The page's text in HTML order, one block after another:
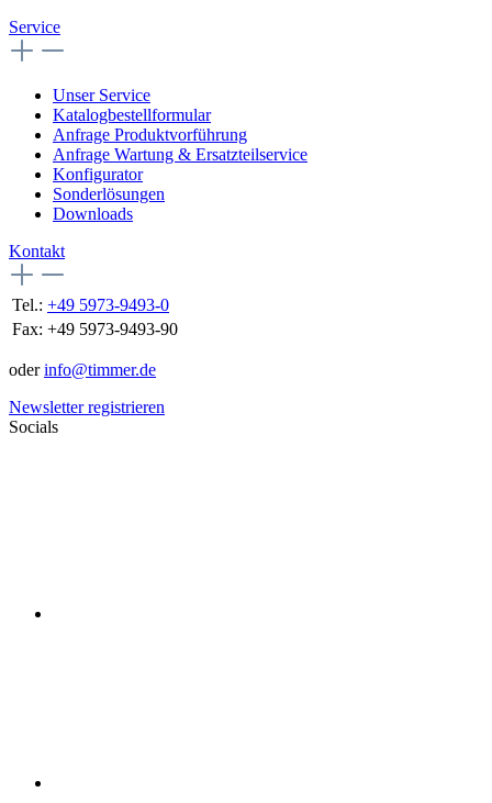
Service
Unser Service
Katalogbestellformular
Anfrage Produktvorführung
Anfrage Wartung & Ersatzteilservice
Konfigurator
Sonderlösungen
Downloads
Kontakt
Tel.: +49 5973-9493-0
Fax: +49 5973-9493-90
oderinfo@timmer.de
Newsletter registrieren
Socials